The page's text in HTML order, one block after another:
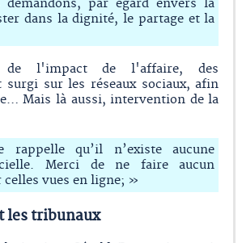
par égard envers la
dans la dignité, le partage et la
de l'impact de l'affaire, des
surgi sur les réseaux sociaux, afin
Mais là aussi, intervention de la
qu’il n’existe aucune
Merci de ne faire aucun
vues en ligne; »
les tribunaux